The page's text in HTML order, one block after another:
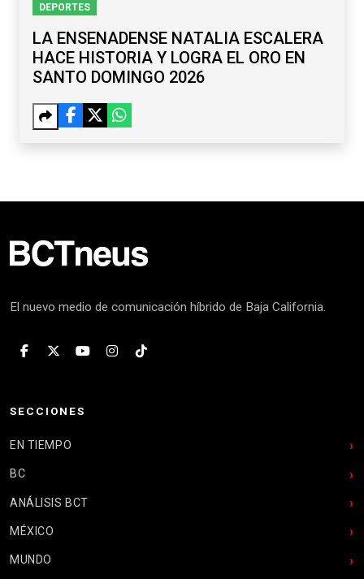
DEPORTES
LA ENSENADENSE NATALIA ESCALERA
HACE HISTORIA Y LOGRA EL ORO EN
SANTO DOMINGO 2026
El nuevo medio de comunicación híbrido de Baja California.
SECCIONES
EN TIEMPO
BC
ANÁLISIS BCT
MÉXICO
MUNDO